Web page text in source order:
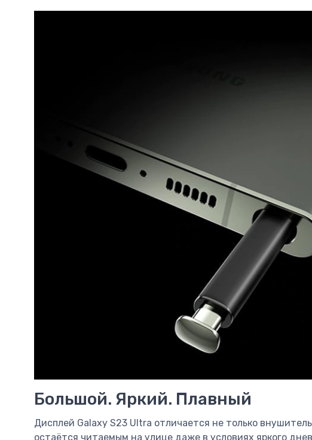
Большой. Яркий. Плавный
Дисплей Galaxy S23 Ultra отличается не только
остаётся читаемым на улице даже в условиях яркого